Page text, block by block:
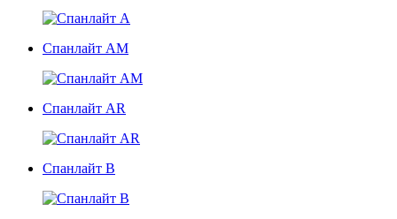
Спанлайт АМ
Спанлайт AR
Спанлайт B